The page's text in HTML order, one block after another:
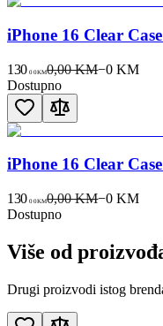
iPhone 16 Clear
130 00KM0,00 KM−0 KM
Dostupno
iPhone 16 Clear
130 00KM0,00 KM−0 KM
Dostupno
Više od
Drugi proizvodi istog